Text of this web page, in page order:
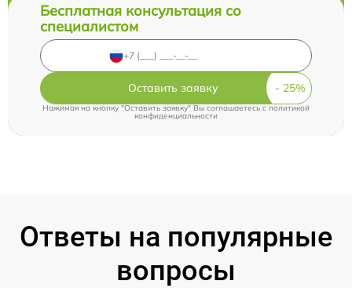
Бесплатная консультация со
специалистом
Оставить заявку
Нажимая на кнопку "Оставить заявку" Вы соглашаетесь cполитикой
конфиденциальности
Ответы на популярные
вопросы